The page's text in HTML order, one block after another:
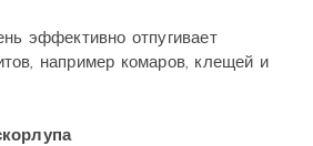
эффективно отпугивает
например комаров, клещей и